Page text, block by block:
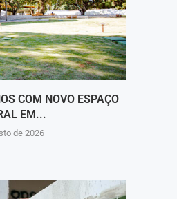
COM NOVO ESPAÇO
EM...
de 2026